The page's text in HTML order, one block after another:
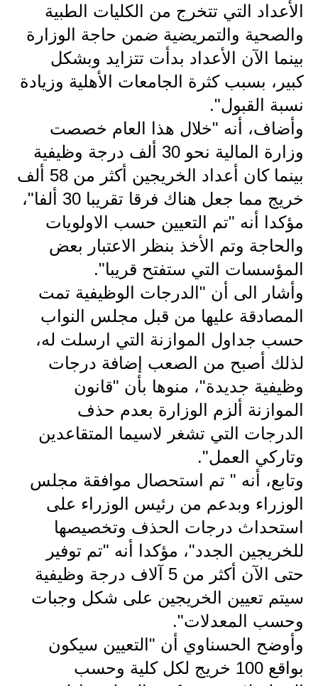
اسئلة وزارية
المرحلة الابتدائية
المرحلة المتوسطة
مرشحات
المرحلة الابتدائية
المرحلة المتوسطة
المرحلة الاعدادية
كتب مدرسية
المرحلة الابتدائية
المرحلة المتوسطة
المرحلة الاعدادية
ملازم دراسية
المرحلة الابتدائية
المرحلة المتوسطة
المرحلة الاعدادية
دروس
المرحلة الابتدائية
المرحلة المتوسطة
المرحلة الاعدادية
مواضيع انشاء
الأعداد التي تتخرج من الكليات الطبية
والصحية والتمريضية ضمن حاجة الوزارة
بينما الآن الأعداد بدأت تتزايد وبشكل
كبير، بسبب كثرة الجامعات الأهلية وزيادة
نسبة القبول".
وأضاف، أنه "خلال هذا العام خصصت
وزارة المالية نحو 30 ألف درجة وظيفية
بينما كان أعداد الخريجين أكثر من 58 ألف
خريج مما جعل هناك فرقا تقريبا 30 ألفا"،
مؤكدا أنه "تم التعيين حسب الاولويات
والحاجة وتم الأخذ بنظر الاعتبار بعض
المؤسسات التي ستفتح قريبا".
وأشار الى أن "الدرجات الوظيفية تمت
المصادقة عليها من قبل مجلس النواب
حسب جداول الموازنة التي ارسلت له،
لذلك أصبح من الصعب إضافة درجات
وظيفية جديدة"، منوها بأن "قانون
الموازنة ألزم الوزارة بعدم حذف
الدرجات التي تشغر لاسيما المتقاعدين
وتاركي العمل".
وتابع، أنه " تم استحصال موافقة مجلس
الوزراء وبدعم من رئيس الوزراء على
استحداث درجات الحذف وتخصيصها
للخريجين الجدد"، مؤكدا أنه "تم توفير
حتى الآن أكثر من 5 آلاف درجة وظيفية
سيتم تعيين الخريجين على شكل وجبات
وحسب المعدلات".
وأوضح الحسناوي أن "التعيين سيكون
بواقع 100 خريج لكل كلية وحسب